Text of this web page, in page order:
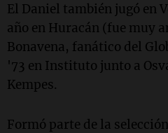
El Daniel también jugó en
año en Huracán (fue muy
Bonavena, fanático del
'73 en Instituto junto a
Kempes.
Formó parte de la